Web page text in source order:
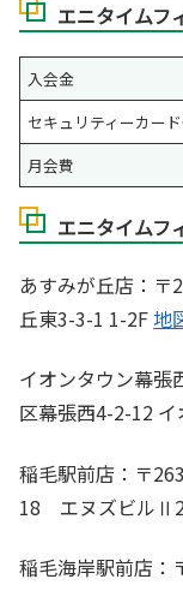
エニタイムフ
入会金
セキュリティーカー
月会費
エニタイムフ
あすみが丘店：
丘東3-3-1 1-2F地
イオンタウン幕
区幕張西4-2-12
稲毛駅前店：〒
18 エヌズビル
稲毛海岸駅前店：